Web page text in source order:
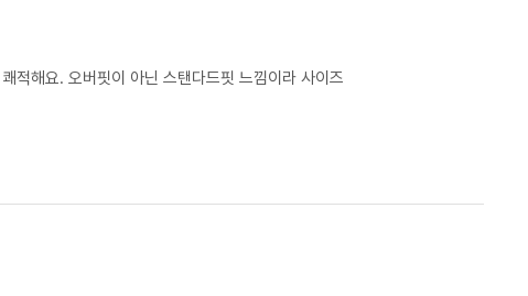
적해요. 오버핏이 아닌 스탠다드핏 느낌이라 사이즈